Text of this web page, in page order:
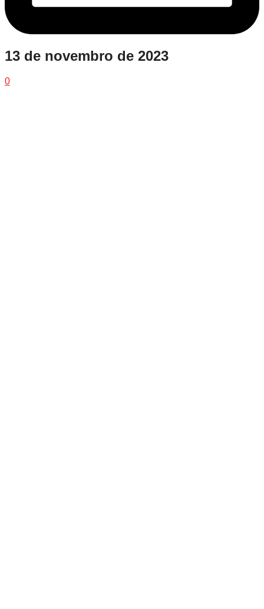
13 de novembro de 2023
0